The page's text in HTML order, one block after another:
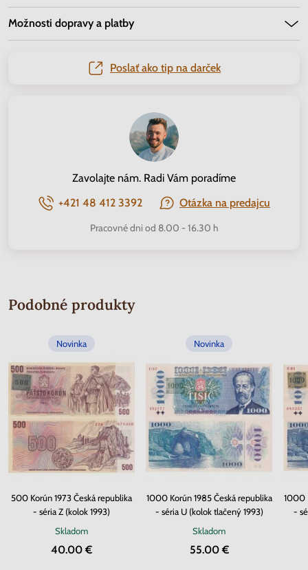
Možnosti dopravy a platby
Poslať ako tip na darček
Zavolajte nám. Radi Vám poradíme
+421 48 412 3392
Otázka na predajcu
Pracovné dni od 8.00 - 16.30 h
Podobné produkty
Novinka
500 Korún 1973 Česká republika
- séria Z (kolok 1993)
Skladom
40.00 €
Novinka
1000 Korún 1985 Česká republika
- séria U (kolok tlačený 1993)
Skladom
55.00 €
1000
-